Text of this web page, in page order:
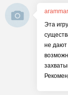
Эта
не дают